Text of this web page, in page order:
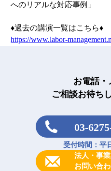
へのリアルな対応事例」
♦過去の講演一覧はこちら♦
https://www.labor-
お電話・
ご相談お待ち
03-
受付時間：平
法人・事
お問い合